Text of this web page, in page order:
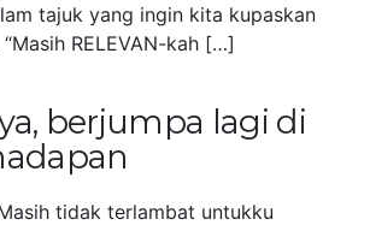
tajuk yang ingin kita kupaskan
RELEVAN-kah […]
berjumpa lagi di
tidak terlambat untukku